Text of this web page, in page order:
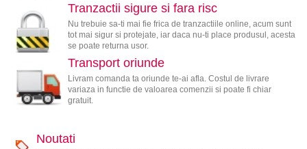
Tranzactii sigure si fara risc
Nu trebuie sa-ti mai fie frica de tranzactiile online, acum sunt
tot mai sigur si protejate, iar daca nu-ti place produsul, acesta
se poate returna usor.
Transport oriunde
Livram comanda ta oriunde te-ai afla. Costul de livrare
variaza in functie de valoarea comenzii si poate fi chiar
gratuit.
Noutati